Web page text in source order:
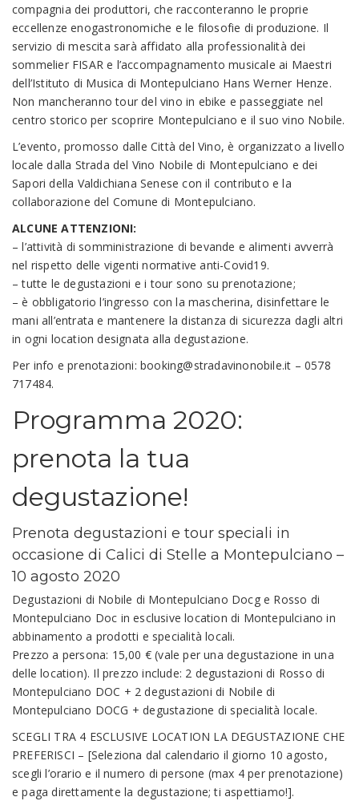
compagnia dei produttori, che racconteranno le proprie
eccellenze enogastronomiche e le filosofie di produzione. Il
servizio di mescita sarà affidato alla professionalità dei
sommelier FISAR e l’accompagnamento musicale ai Maestri
dell’Istituto di Musica di Montepulciano Hans Werner Henze.
Non mancheranno tour del vino in ebike e passeggiate nel
centro storico per scoprire Montepulciano e il suo vino Nobile.
L’evento, promosso dalle Città del Vino, è organizzato a livello
locale dalla Strada del Vino Nobile di Montepulciano e dei
Sapori della Valdichiana Senese con il contributo e la
collaborazione del Comune di Montepulciano.
ALCUNE ATTENZIONI:
– l’attività di somministrazione di bevande e alimenti avverrà
nel rispetto delle vigenti normative anti-Covid19.
– tutte le degustazioni e i tour sono su prenotazione;
– è obbligatorio l’ingresso con la mascherina, disinfettare le
mani all’entrata e mantenere la distanza di sicurezza dagli altri
in ogni location designata alla degustazione.
Per info e prenotazioni: booking@stradavinonobile.it – 0578
717484.
Programma 2020:
prenota la tua
degustazione!
Prenota degustazioni e tour speciali in
occasione di Calici di Stelle a Montepulciano –
10 agosto 2020
Degustazioni di Nobile di Montepulciano Docg e Rosso di
Montepulciano Doc in esclusive location di Montepulciano in
abbinamento a prodotti e specialità locali.
Prezzo a persona: 15,00 € (vale per una degustazione in una
delle location). Il prezzo include: 2 degustazioni di Rosso di
Montepulciano DOC + 2 degustazioni di Nobile di
Montepulciano DOCG + degustazione di specialità locale.
SCEGLI TRA 4 ESCLUSIVE LOCATION LA DEGUSTAZIONE CHE
PREFERISCI – [Seleziona dal calendario il giorno 10 agosto,
scegli l’orario e il numero di persone (max 4 per prenotazione)
e paga direttamente la degustazione; ti aspettiamo!].